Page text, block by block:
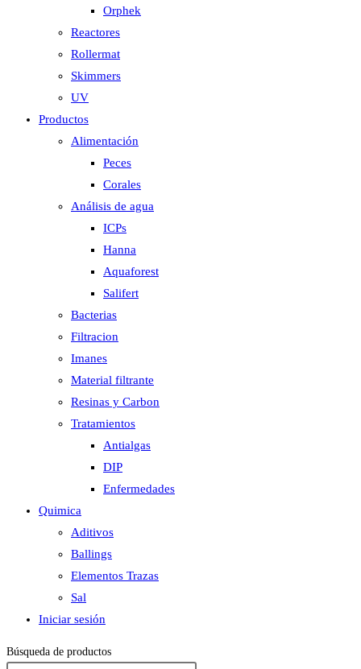
Orphek
Reactores
Rollermat
Skimmers
UV
Productos
Alimentación
Peces
Corales
Análisis de agua
ICPs
Hanna
Aquaforest
Salifert
Bacterias
Filtracion
Imanes
Material filtrante
Resinas y Carbon
Tratamientos
Antialgas
DIP
Enfermedades
Quimica
Aditivos
Ballings
Elementos Trazas
Sal
Iniciar sesión
Búsqueda de productos